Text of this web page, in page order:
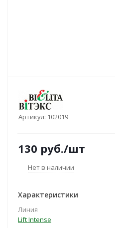
Артикул: 102019
130 руб./шт
Нет в наличии
Характеристики
Линия
Lift Intense